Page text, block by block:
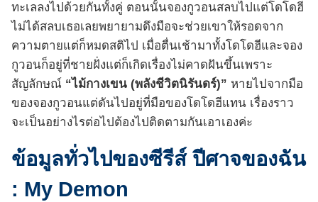
ทะเลลงไปด้วยกันทั้งคู่ ตอนนั้นจองกูวอนสลบไปแต่โดโดฮี
ไม่ได้สลบเธอเลยพยายามดึงมือจะช่วยเขาให้รอดจาก
ความตายแต่ก็หมดสติไป เมื่อตื่นเช้ามาทั้งโดโดฮีและจอง
กูวอนก็อยู่ที่ชายฝั่งแต่ก็เกิดเรื่องไม่คาดฝันขึ้นเพราะ
สัญลักษณ์ “ไม้กางเขน (พลังชีวิตนิรันดร์)” หายไปจากมือ
ของจองกูวอนแต่ดันไปอยู่ที่มือของโดโดฮีแทน เรื่องราว
จะเป็นอย่างไรต่อไปต้องไปติดตามกันเอาเองค่ะ
ข้อมูลทั่วไปของซีรีส์ ปีศาจของฉัน
: My Demon